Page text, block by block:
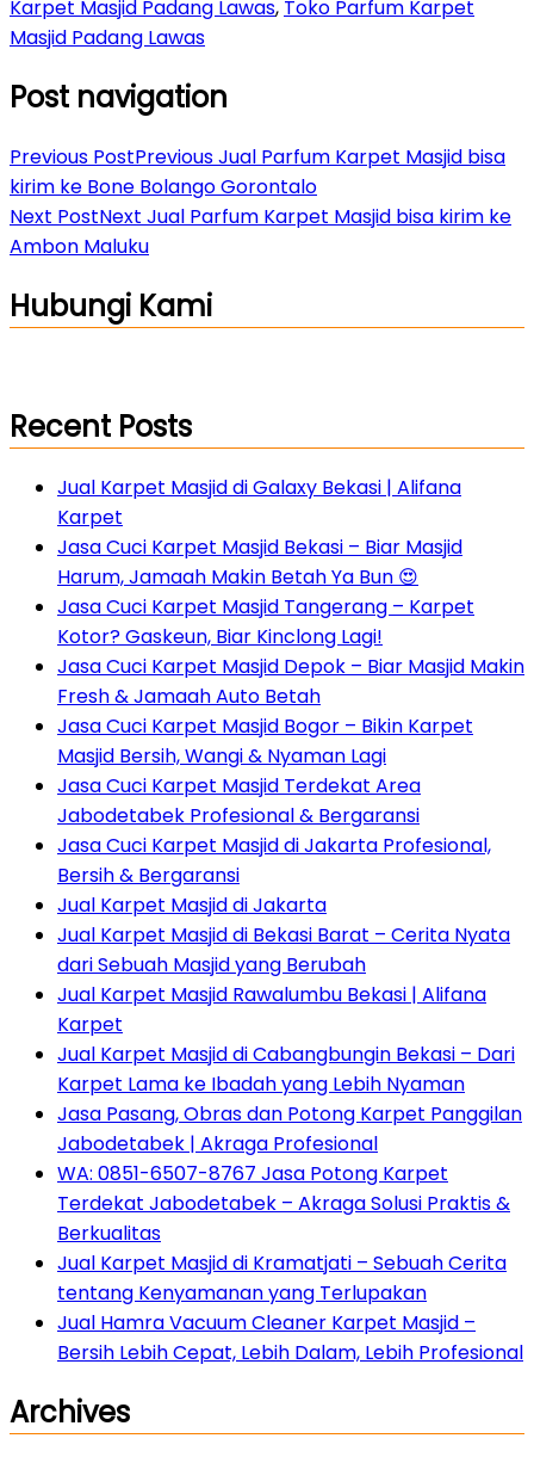
Karpet Masjid Padang Lawas, Toko Parfum Karpet
Masjid Padang Lawas
Post navigation
Previous PostPreviousJual Parfum Karpet Masjid bisa
kirim ke Bone Bolango Gorontalo
Next PostNext Jual Parfum Karpet Masjid bisa kirim ke
Ambon Maluku
Hubungi Kami
Recent Posts
Jual Karpet Masjid di Galaxy Bekasi | Alifana
Karpet
Jasa Cuci Karpet Masjid Bekasi – Biar Masjid
Harum, Jamaah Makin Betah Ya Bun 😍
Jasa Cuci Karpet Masjid Tangerang – Karpet
Kotor? Gaskeun, Biar Kinclong Lagi!
Jasa Cuci Karpet Masjid Depok – Biar Masjid Makin
Fresh & Jamaah Auto Betah
Jasa Cuci Karpet Masjid Bogor – Bikin Karpet
Masjid Bersih, Wangi & Nyaman Lagi
Jasa Cuci Karpet Masjid Terdekat Area
Jabodetabek Profesional & Bergaransi
Jasa Cuci Karpet Masjid di Jakarta Profesional,
Bersih & Bergaransi
Jual Karpet Masjid di Jakarta
Jual Karpet Masjid di Bekasi Barat – Cerita Nyata
dari Sebuah Masjid yang Berubah
Jual Karpet Masjid Rawalumbu Bekasi | Alifana
Karpet
Jual Karpet Masjid di Cabangbungin Bekasi – Dari
Karpet Lama ke Ibadah yang Lebih Nyaman
Jasa Pasang, Obras dan Potong Karpet Panggilan
Jabodetabek | Akraga Profesional
WA: 0851-6507-8767 Jasa Potong Karpet
Terdekat Jabodetabek – Akraga Solusi Praktis &
Berkualitas
Jual Karpet Masjid di Kramatjati – Sebuah Cerita
tentang Kenyamanan yang Terlupakan
Jual Hamra Vacuum Cleaner Karpet Masjid –
Bersih Lebih Cepat, Lebih Dalam, Lebih Profesional
Archives